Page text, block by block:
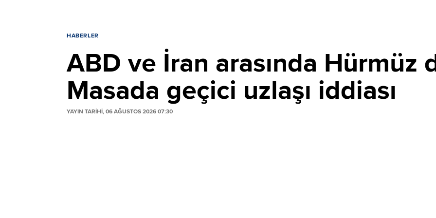
HABERLER
ABD ve İran arasında Hürmüz
Masada geçici uzlaşı iddiası
YAYIN TARİHİ, 06 AĞUSTOS 2026 07:30